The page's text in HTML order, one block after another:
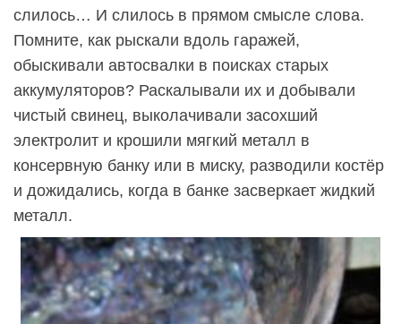
слилось… И слилось в прямом смысле слова.
Помните, как рыскали вдоль гаражей,
обыскивали автосвалки в поисках старых
аккумуляторов? Раскалывали их и добывали
чистый свинец, выколачивали засохший
электролит и крошили мягкий металл в
консервную банку или в миску, разводили костёр
и дожидались, когда в банке засверкает жидкий
металл.